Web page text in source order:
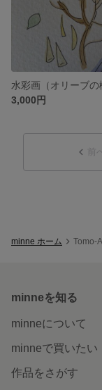
3,000円
前
minne ホーム Tomo-
minneを知る
minneについて
minneで買いたい
作品をさがす